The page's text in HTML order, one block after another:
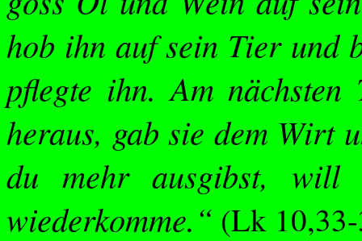
hob ihn auf sein Tier und
pflegte ihn. Am
heraus, gab sie dem Wirt
du mehr ausgibst, will
wiederkomme.“ (Lk